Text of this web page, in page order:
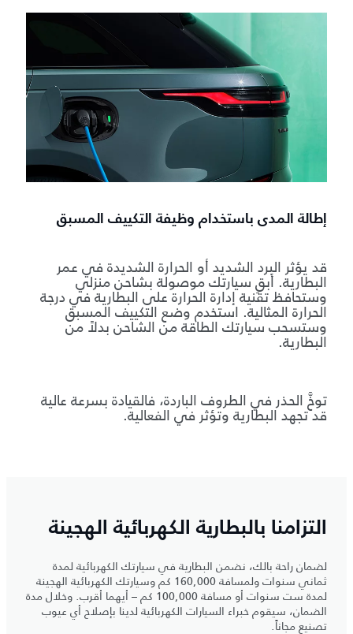
إطالة المدى باستخدام وظيفة التكييف المسبق
قد يؤثر البرد الشديد أو الحرارة الشديدة في عمر
البطارية. أبقِ سيارتك موصولة بشاحن منزلي
وستحافظ تقنية إدارة الحرارة على البطارية في درجة
الحرارة المثالية. استخدم وضع التكييف المسبق
وستسحب سيارتك الطاقة من الشاحن بدلاً من
البطارية.
توخَّ الحذر في الطروف الباردة، فالقيادة بسرعة عالية
قد تجهد البطارية وتؤثر في الفعالية.
التزامنا بالبطارية الكهربائية الهجينة
لضمان راحة بالك، نضمن البطارية في سيارتك الكهربائية لمدة
ثماني سنوات ولمسافة 160,000 كم وسيارتك الكهربائية الهجينة
لمدة ست سنوات أو مسافة 100,000 كم – أيهما أقرب. وخلال مدة
الضمان، سيقوم خبراء السيارات الكهربائية لدينا بإصلاح أي عيوب
تصنيع مجاناً.